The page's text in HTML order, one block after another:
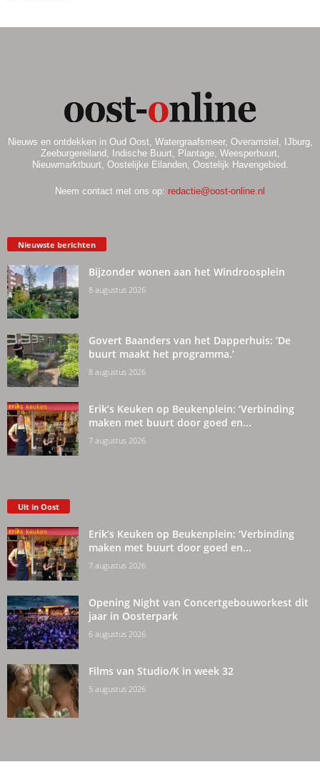
Nieuws en ontdekken in Oud Oost, Watergraafsmeer, Overamstel, IJburg,
Zeeburgereiland, Indische Buurt, Plantage, Weesperbuurt,
Nieuwmarktbuurt, Oostelijke Eilanden, Oostelijk Havengebied.
Neem contact met ons op: redactie@oost-online.nl
Nieuwste berichten
Bijzonder wonen aan het Windroosplein
8 augustus 2026
Govert Baanders van het Dapperhuis: ‘De
buurt maakt het programma.’
8 augustus 2026
Erik’s Keuken op Beukenplein: ‘Verbinding
maken met buurt door goed en...
7 augustus 2026
Uit in Oost
Erik’s Keuken op Beukenplein: ‘Verbinding
maken met buurt door goed en...
7 augustus 2026
Opening Night van Concertgebouworkest dit
jaar in Oosterpark
6 augustus 2026
Films van Studio/K in week 32
5 augustus 2026